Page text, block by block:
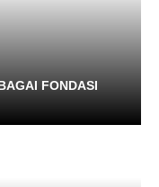
FONDASI